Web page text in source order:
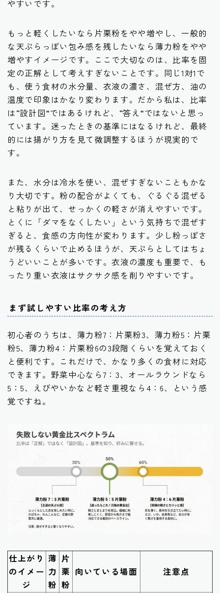
やすいです。
もっと軽くしたいなら片栗粉をやや増やし、一般的
な天ぷらっぽい包み感を残したいなら薄力粉をやや
増やすイメージです。ここで大切なのは、比率を固
定の正解として考えすぎないことです。同じ1対1で
も、使う食材の水分量、衣液の濃さ、混ぜ方、油の
温度で印象はかなり変わります。だから私は、比率
は“設計図”ではあるけれど、“答え”ではないと思っ
ています。迷ったときの基準にはなるけれど、最終
的には揚がり方を見て微調整するほうが現実的で
す。
また、水分は冷水を使い、混ぜすぎないこともかな
り大切です。粉の配合がよくても、ぐるぐる混ぜる
と粘りが出て、せっかくの軽さが消えやすいです。
とくに「ダマをなくしたい」という気持ちで混ぜす
ぎると、食感の方向性が変わります。少し粉っぽさ
が残るくらいで止めるほうが、天ぷらとしてはちょ
うどいいことが多いです。衣液の濃度も重要で、も
ったり重い衣液はサクサク感を削りやすいです。
まず試しやすい比率の考え方
初心者のうちは、薄力粉7：片栗粉3、薄力粉5：片栗
粉5、薄力粉4：片栗粉6の3段階くらいを覚えておく
と便利です。これだけで、かなり多くの食材に対応
できます。野菜中心なら7：3、オールラウンドなら
5：5、えびやいかなど軽さ重視なら4：6、という感
覚ですね。
仕上がり
のイメー
ジ
薄
力
粉
片
栗
粉
向いている場面 注意点